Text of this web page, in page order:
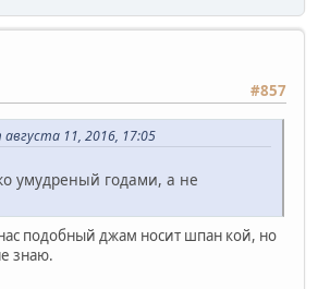
#857
11, 2016, 17:05
умудреный годами, а не
подобный джам носит шпан кой, но
знаю.